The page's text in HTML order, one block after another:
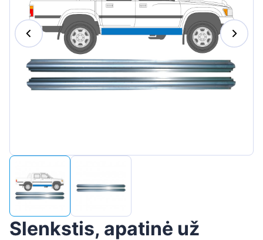
Suomen
Magyar
Hrvatski
Português
Slovenian
Slenkstis, apatinė už